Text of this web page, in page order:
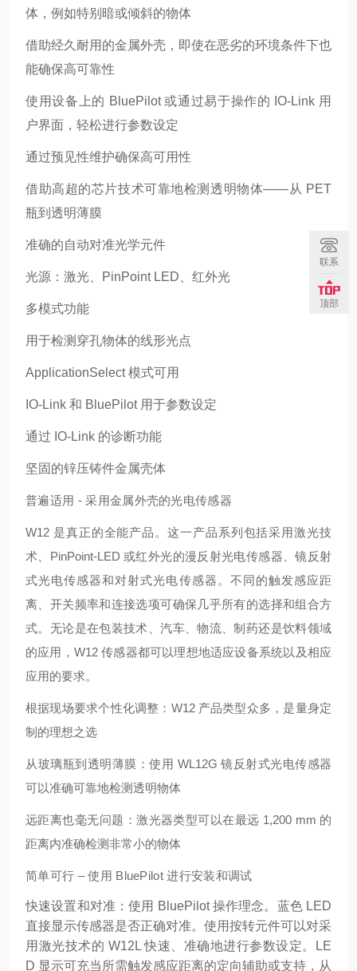
体，例如特别暗或倾斜的物体
借助经久耐用的金属外壳，即使在恶劣的环境条件下也
能确保高可靠性
使用设备上的 BluePilot 或通过易于操作的 IO-Link 用
户界面，轻松进行参数设定
通过预见性维护确保高可用性
借助高超的芯片技术可靠地检测透明物体——从 PET
瓶到透明薄膜
准确的自动对准光学元件
光源：激光、PinPoint LED、红外光
多模式功能
用于检测穿孔物体的线形光点
ApplicationSelect 模式可用
IO-Link 和 BluePilot 用于参数设定
通过 IO-Link 的诊断功能
坚固的锌压铸件金属壳体
普遍适用 - 采用金属外壳的光电传感器
W12 是真正的全能产品。这一产品系列包括采用激光技
术、PinPoint-LED 或红外光的漫反射光电传感器、镜反射
式光电传感器和对射式光电传感器。不同的触发感应距
离、开关频率和连接选项可确保几乎所有的选择和组合方
式。无论是在包装技术、汽车、物流、制药还是饮料领域
的应用，W12 传感器都可以理想地适应设备系统以及相应
应用的要求。
根据现场要求个性化调整：W12 产品类型众多，是量身定
制的理想之选
从玻璃瓶到透明薄膜：使用 WL12G 镜反射式光电传感器
可以准确可靠地检测透明物体
远距离也毫无问题：激光器类型可以在最远 1,200 mm 的
距离内准确检测非常小的物体
简单可行 – 使用 BluePilot 进行安装和调试
快速设置和对准：使用 BluePilot 操作理念。蓝色 LED
直接显示传感器是否正确对准。使用按转元件可以对采
用激光技术的 W12L 快速、准确地进行参数设定。LE
D 显示可充当所需触发感应距离的定向辅助或支持，从
联系
顶部